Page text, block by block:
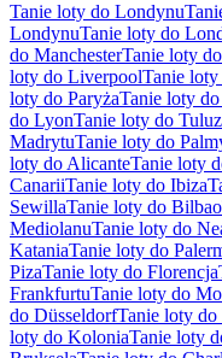
Tanie loty do Londynu
LondynuTanie loty do
do ManchesterTanie loty
loty do LiverpoolTanie
loty do ParyżaTanie loty
do LyonTanie loty do
MadrytuTanie loty do
loty do AlicanteTanie loty
CanariiTanie loty do Ibiza
SewillaTanie loty do Bilbao
MediolanuTanie loty do
KataniaTanie loty do
PizaTanie loty do Florencja
FrankfurtuTanie loty do
do DüsseldorfTanie loty
loty do KoloniaTanie loty